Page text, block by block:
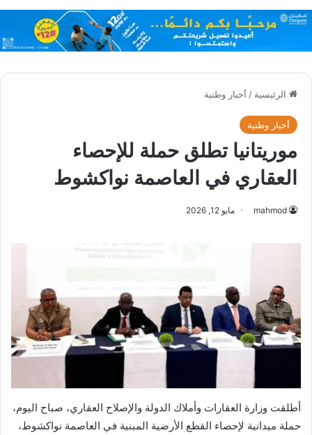
الرئيسية / أخبار وطنية
أخبار وطنية
موريتانيا تطلق حملة للإحصاء
العقاري في العاصمة نواكشوط
mahmod مايو 12, 2026
أطلقت وزارة العقارات وأملاك الدولة والإصلاح العقاري، صباح اليوم،
حملة ميدانية لإحصاء القطع الأرضية المبنية في العاصمة نواكشوط،